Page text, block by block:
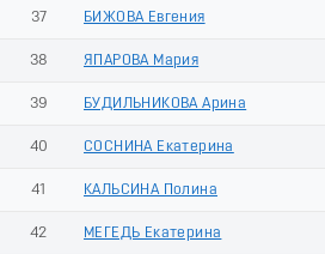
37 БИЖОВА Евгения
38 ЯПАРОВА Мария
39 БУДИЛЬНИКОВА Арина
40 СОСНИНА Екатерина
41 КАЛЬСИНА Полина
42 МЕГЕДЬ Екатерина